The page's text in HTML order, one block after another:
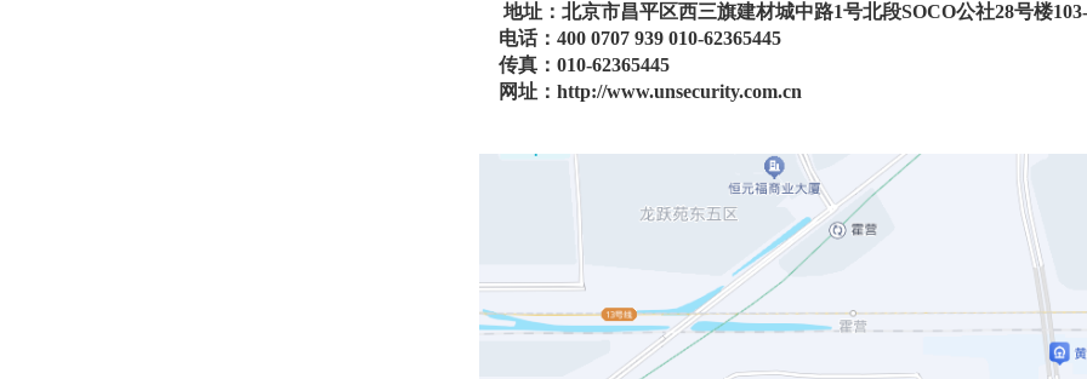
地址：北京市昌平区西三旗建材城中路1号北段SOCO公社28号楼
电话：400 0707 939 010-62365445
传真： 010-62365445
网址： http://www.unsecurity.com.cn